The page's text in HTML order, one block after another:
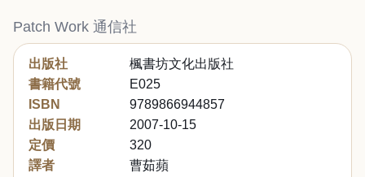
Patch Work 通信社
出版社
楓書坊文化出版社
書籍代號
E025
ISBN
9789866944857
出版日期
2007-10-15
定價
320
譯者
曹茹蘋